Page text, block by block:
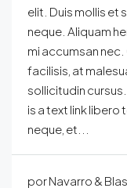
elit. Duis mollis et
neque. Aliquam
mi accumsan
facilisis, at
sollicitudin
is a text link
neque, et...
por Navarro &